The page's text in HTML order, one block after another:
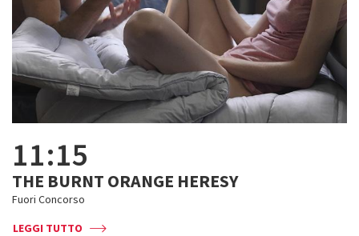
11:15
THE BURNT ORANGE HERESY
Fuori Concorso
LEGGI TUTTO